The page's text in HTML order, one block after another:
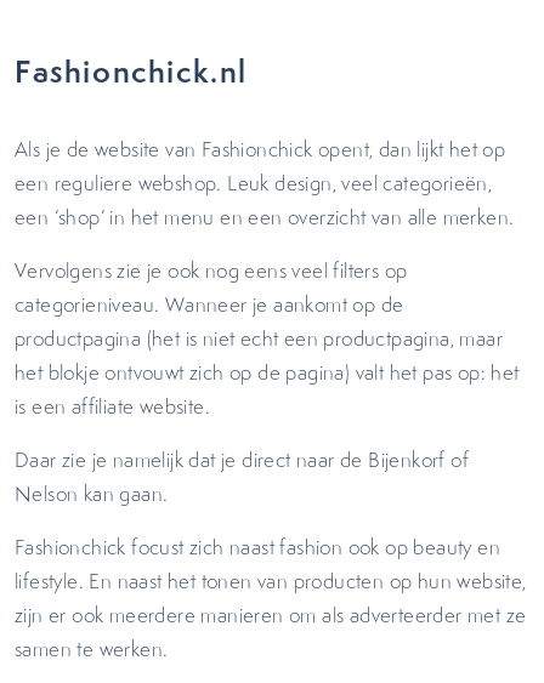
Fashionchick.nl
Als je de website van Fashionchick opent, dan lijkt het op
een reguliere webshop. Leuk design, veel categorieën,
een ‘shop’ in het menu en een overzicht van alle merken.
Vervolgens zie je ook nog eens veel filters op
categorieniveau. Wanneer je aankomt op de
productpagina (het is niet echt een productpagina, maar
het blokje ontvouwt zich op de pagina) valt het pas op: het
is een affiliate website.
Daar zie je namelijk dat je direct naar de Bijenkorf of
Nelson kan gaan.
Fashionchick focust zich naast fashion ook op beauty en
lifestyle. En naast het tonen van producten op hun website,
zijn er ook meerdere manieren om als adverteerder met ze
samen te werken.